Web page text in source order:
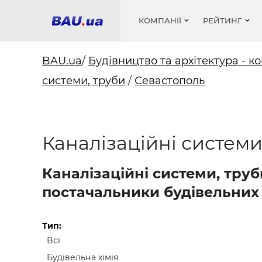
КОМПАНІЇ
Фарби,
РЕЙТИНГ
Фарби,
BAU.ua/ Будівництво та архітектура -
системи, труби / Севастополь
Каналізаційні
Каналізаційні системи,
постачальники будівельних
Тип:
Всі
Будівельна хімія